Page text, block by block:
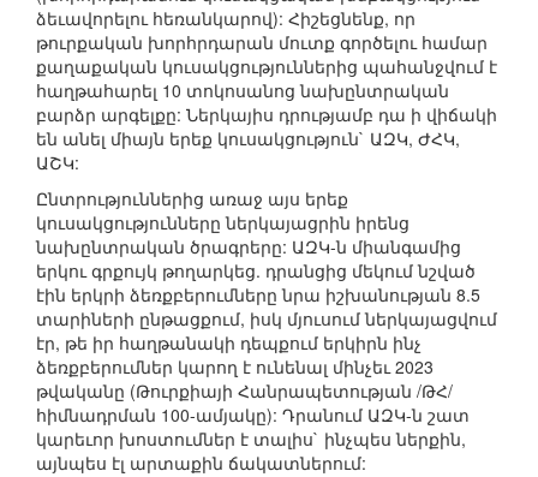
ձեւավորելու հեռանկարով): Հիշեցնենք, որ
թուրքական խորհրդարան մուտք գործելու համար
քաղաքական կուսակցություններից պահանջվում է
հաղթահարել 10 տոկոսանոց նախընտրական
բարձր արգելքը: Ներկայիս դրությամբ դա ի վիճակի
են անել միայն երեք կուսակցություն` ԱԶԿ, ԺՀԿ,
ԱՇԿ:
Ընտրություններից առաջ այս երեք
կուսակցությունները ներկայացրին իրենց
նախընտրական ծրագրերը: ԱԶԿ-ն միանգամից
երկու գրքույկ թողարկեց. դրանցից մեկում նշված
էին երկրի ձեռքբերումները նրա իշխանության 8.5
տարիների ընթացքում, իսկ մյուսում ներկայացվում
էր, թե իր հաղթանակի դեպքում երկիրն ինչ
ձեռքբերումներ կարող է ունենալ մինչեւ 2023
թվականը (Թուրքիայի Հանրապետության /ԹՀ/
հիմնադրման 100-ամյակը): Դրանում ԱԶԿ-ն շատ
կարեւոր խոստումներ է տալիս` ինչպես ներքին,
այնպես էլ արտաքին ճակատներում: